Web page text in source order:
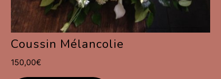
Coussin Mélancolie
150,00€